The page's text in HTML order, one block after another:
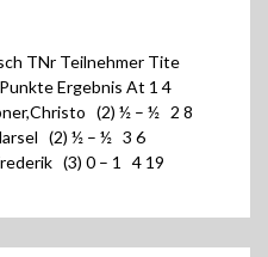
TNr Teilnehmer Tite
Ergebnis At 1 4
(2) ½ – ½ 2 8
(2) ½ – ½ 3 6
(3) 0 – 1 4 19